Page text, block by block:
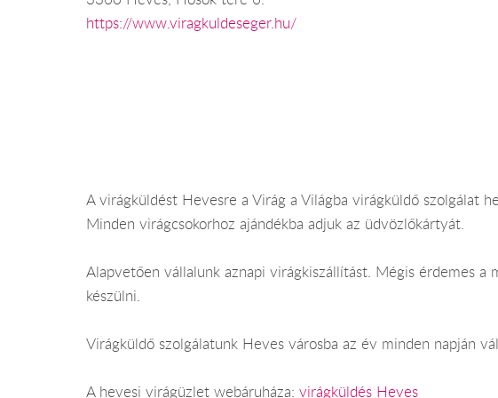
https://www.viragkuldeseger.hu/
A virágküldést Hevesre a Virág a Világba virágküldő szolgálat
Minden virágcsokorhoz ajándékba adjuk az üdvözlőkártyát.
Alapvetően vállalunk aznapi virágkiszállítást. Mégis érdemes
készülni.
Virágküldő szolgálatunk Heves városba az év minden napján
A hevesi virágüzlet webáruháza: virágküldés Heves